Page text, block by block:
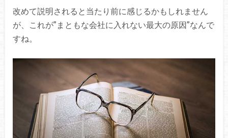
改めて説明されると当たり前に感じるかもしれません
が、これが”まともな会社に入れない最大の原因”なんで
すね。